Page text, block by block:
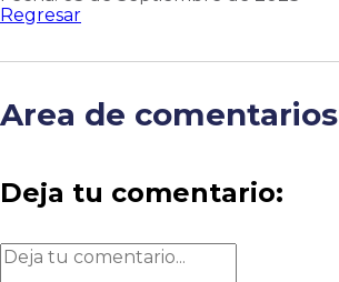
Regresar
Area de comentarios
Deja tu comentario: